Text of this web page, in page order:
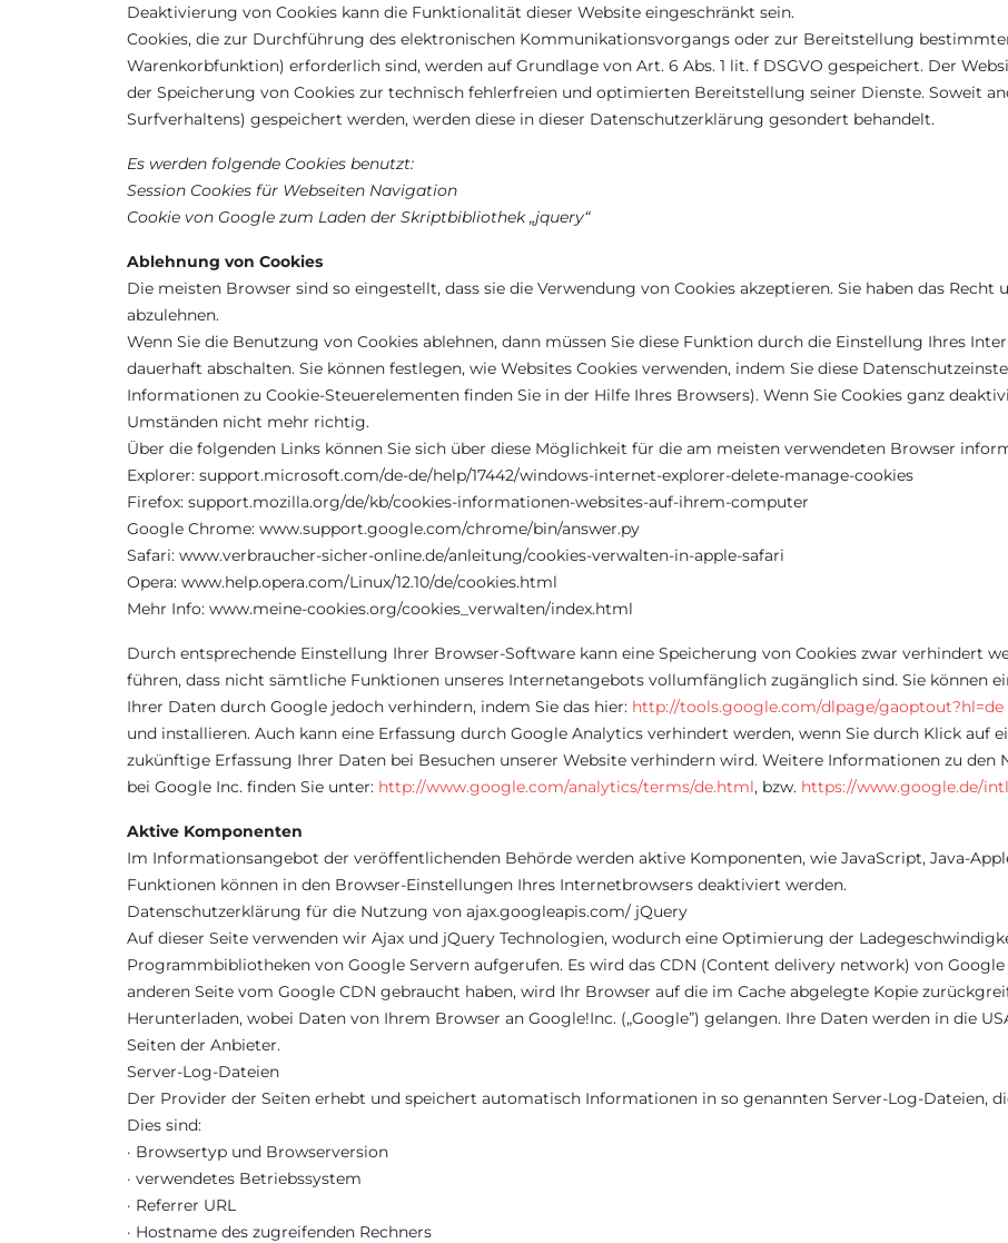
Deaktivierung von Cookies kann die Funktionalität dieser Website eingeschränkt sein.
Cookies, die zur Durchführung des elektronischen Kommunikationsvorgangs oder zur Bereitstellung
Warenkorbfunktion) erforderlich sind, werden auf Grundlage von Art. 6 Abs. 1 lit. f DSGVO gespeichert. Der
der Speicherung von Cookies zur technisch fehlerfreien und optimierten Bereitstellung seiner Dienste. Soweit
Surfverhaltens) gespeichert werden, werden diese in dieser Datenschutzerklärung gesondert behandelt.
Es werden folgende Cookies benutzt:
Session Cookies für Webseiten Navigation
Cookie von Google zum Laden der Skriptbibliothek „jquery“
Ablehnung von Cookies
Die meisten Browser sind so eingestellt, dass sie die Verwendung von Cookies akzeptieren. Sie haben das Recht
abzulehnen.
Wenn Sie die Benutzung von Cookies ablehnen, dann müssen Sie diese Funktion durch die Einstellung Ihres
dauerhaft abschalten. Sie können festlegen, wie Websites Cookies verwenden, indem Sie diese
Informationen zu Cookie-Steuerelementen finden Sie in der Hilfe Ihres Browsers). Wenn Sie Cookies ganz
Umständen nicht mehr richtig.
Über die folgenden Links können Sie sich über diese Möglichkeit für die am meisten verwendeten Browser
Explorer: support.microsoft.com/de-de/help/17442/windows-internet-explorer-delete-manage-cookies
Firefox: support.mozilla.org/de/kb/cookies-informationen-websites-auf-ihrem-computer
Google Chrome: www.support.google.com/chrome/bin/answer.py
Safari: www.verbraucher-sicher-online.de/anleitung/cookies-verwalten-in-apple-safari
Opera: www.help.opera.com/Linux/12.10/de/cookies.html
Mehr Info: www.meine-cookies.org/cookies_verwalten/index.html
Durch entsprechende Einstellung Ihrer Browser-Software kann eine Speicherung von Cookies zwar verhindert
führen, dass nicht sämtliche Funktionen unseres Internetangebots vollumfänglich zugänglich sind. Sie können
Ihrer Daten durch Google jedoch verhindern, indem Sie das hier: http://tools.google.com/dlpage/gaoptout?hl=de
und installieren. Auch kann eine Erfassung durch Google Analytics verhindert werden, wenn Sie durch Klick auf
zukünftige Erfassung Ihrer Daten bei Besuchen unserer Website verhindern wird. Weitere Informationen zu
bei Google Inc. finden Sie unter: http://www.google.com/analytics/terms/de.html, bzw. https://www.google.de/
Aktive Komponenten
Im Informationsangebot der veröffentlichenden Behörde werden aktive Komponenten, wie JavaScript, Java-
Funktionen können in den Browser-Einstellungen Ihres Internetbrowsers deaktiviert werden.
Datenschutzerklärung für die Nutzung von ajax.googleapis.com/ jQuery
Auf dieser Seite verwenden wir Ajax und jQuery Technologien, wodurch eine Optimierung der
Programmbibliotheken von Google Servern aufgerufen. Es wird das CDN (Content delivery network) von
anderen Seite vom Google CDN gebraucht haben, wird Ihr Browser auf die im Cache abgelegte Kopie
Herunterladen, wobei Daten von Ihrem Browser an Google!Inc. („Google”) gelangen. Ihre Daten werden in die
Seiten der Anbieter.
Server-Log-Dateien
Der Provider der Seiten erhebt und speichert automatisch Informationen in so genannten Server-Log-Dateien,
Dies sind:
· Browsertyp und Browserversion
· verwendetes Betriebssystem
· Referrer URL
· Hostname des zugreifenden Rechners